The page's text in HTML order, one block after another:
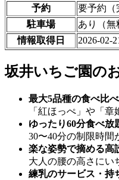
予約
要予約（
駐車場
あり（無
情報取得日
2026-02-
坂井いちご園の
最大5品種の食べ比
「紅ほっぺ」や「
ゆったり60分食べ放
30〜40分の制限時間
楽な姿勢で摘める高
大人の腰の高さにい
練乳のサービス・持